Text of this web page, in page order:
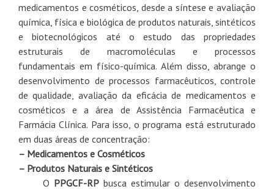
medicamentos e cosméticos, desde a síntese e avaliação
química, física e biológica de produtos naturais, sintéticos
e biotecnológicos até o estudo das propriedades
estruturais de macromoléculas e processos
fundamentais em físico-química. Além disso, abrange o
desenvolvimento de processos farmacêuticos, controle
de qualidade, avaliação da eficácia de medicamentos e
cosméticos e a área de Assistência Farmacêutica e
Farmácia Clínica. Para isso, o programa está estruturado
em duas áreas de concentração:
– Medicamentos e Cosméticos
– Produtos Naturais e Sintéticos
O PPGCF-RP busca estimular o desenvolvimento